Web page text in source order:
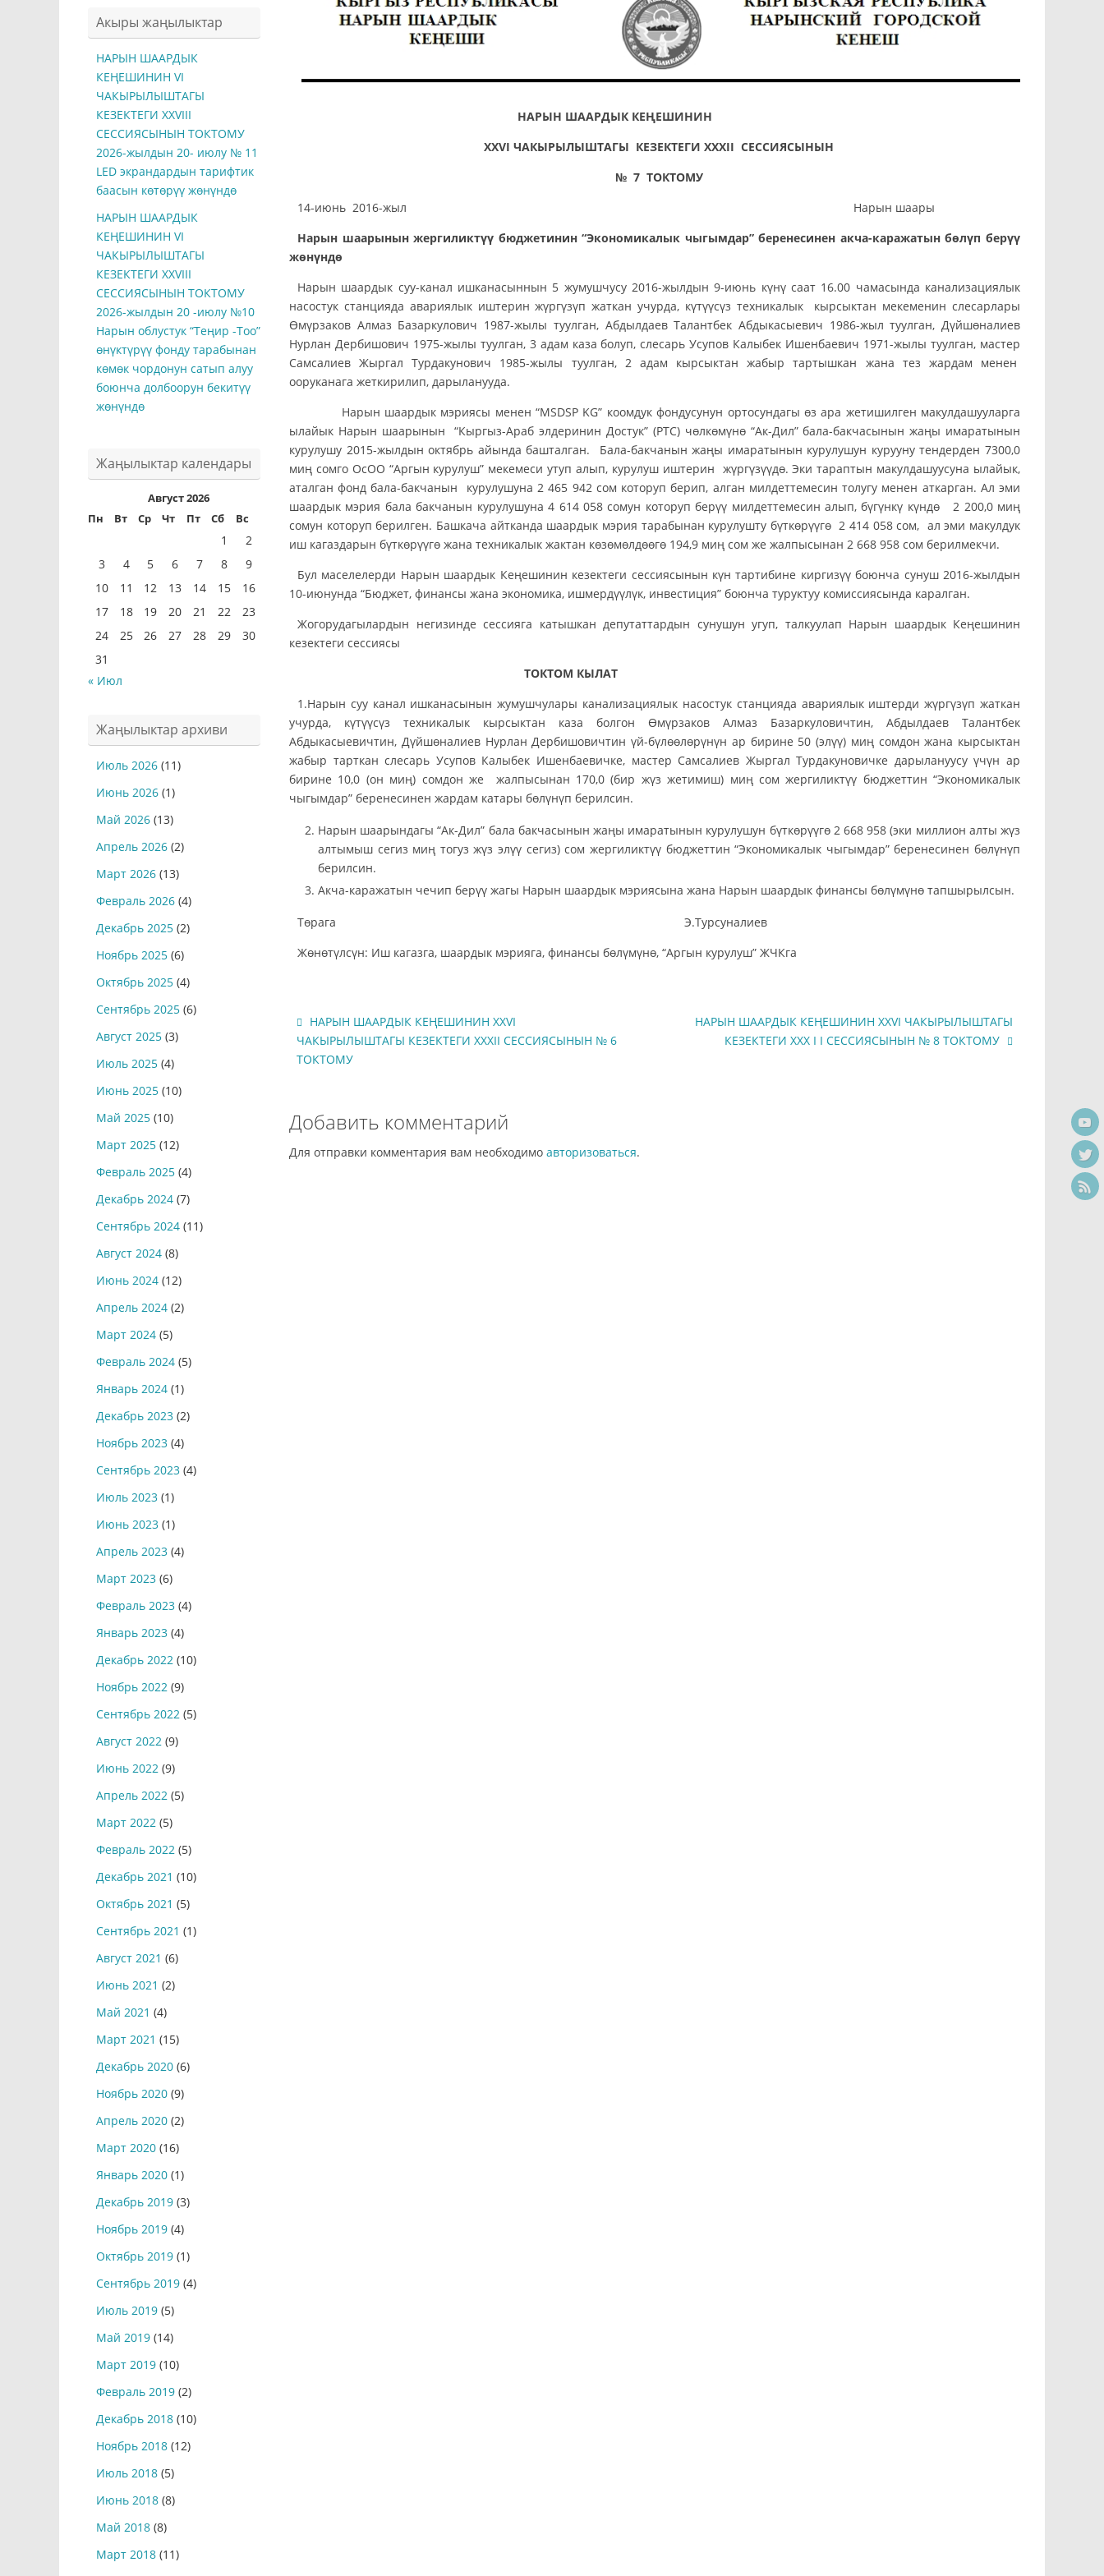
НАРЫН ШААРДЫК КЕҢЕШИНИН
XXVI ЧАКЫРЫЛЫШТАГЫ КЕЗЕКТЕГИ XXXII СЕССИЯСЫНЫН
№ 7 ТОКТОМУ
14-июнь 2016-жыл Нарын шаары
Нарын шаарынын жергиликтүү бюджетинин “Экономикалык чыгымдар” беренесинен акча-каражатын бөлүп берүү
жөнүндө
Нарын шаардык суу-канал ишканасыннын 5 жумушчусу 2016-жылдын 9-июнь күнү саат 16.00 чамасында канализациялык
насостук станцияда авариялык иштерин жүргүзүп жаткан учурда, күтүүсүз техникалык кырсыктан мекеменин слесарлары
Өмүрзаков Алмаз Базаркулович 1987-жылы туулган, Абдылдаев Талантбек Абдыкасыевич 1986-жыл туулган, Дүйшөналиев
Нурлан Дербишович 1975-жылы туулган, 3 адам каза болуп, слесарь Усупов Калыбек Ишенбаевич 1971-жылы туулган, мастер
Самсалиев Жыргал Турдакунович 1985-жылы туулган, 2 адам кырсыктан жабыр тартышкан жана тез жардам менен
ооруканага жеткирилип, дарыланууда.
Нарын шаардык мэриясы менен “MSDSP KG” коомдук фондусунун ортосундагы өз ара жетишилген макулдашууларга
ылайык Нарын шаарынын “Кыргыз-Араб элдеринин Достук” (РТС) чөлкөмүнө “Ак-Дил” бала-бакчасынын жаңы имаратынын
курулушу 2015-жылдын октябрь айында башталган. Бала-бакчанын жаңы имаратынын курулушун курууну тендерден 7300,0
миң сомго ОсОО “Аргын курулуш” мекемеси утуп алып, курулуш иштерин жүргүзүүдө. Эки тараптын макулдашуусуна ылайык,
аталган фонд бала-бакчанын курулушуна 2 465 942 сом которуп берип, алган милдеттемесин толугу менен аткарган. Ал эми
шаардык мэрия бала бакчанын курулушуна 4 614 058 сомун которуп берүү милдеттемесин алып, бүгүнкү күндө 2 200,0 миң
сомун которуп берилген. Башкача айтканда шаардык мэрия тарабынан курулушту бүткөрүүгө 2 414 058 сом, ал эми макулдук
иш кагаздарын бүткөрүүгө жана техникалык жактан көзөмөлдөөгө 194,9 миң сом же жалпысынан 2 668 958 сом берилмекчи.
Бул маселелерди Нарын шаардык Кеңешинин кезектеги сессиясынын күн тартибине киргизүү боюнча сунуш 2016-жылдын
10-июнунда “Бюджет, финансы жана экономика, ишмердүүлүк, инвестиция” боюнча туруктуу комиссиясында каралган.
Жогорудагылардын негизинде сессияга катышкан депутаттардын сунушун угуп, талкуулап Нарын шаардык Кеңешинин
кезектеги сессиясы
ТОКТОМ КЫЛАТ
1.Нарын суу канал ишканасынын жумушчулары канализациялык насостук станцияда авариялык иштерди жүргүзүп жаткан
учурда, күтүүсүз техникалык кырсыктан каза болгон Өмүрзаков Алмаз Базаркуловичтин, Абдылдаев Талантбек
Абдыкасыевичтин, Дүйшөналиев Нурлан Дербишовичтин үй-бүлөөлөрүнүн ар бирине 50 (элүү) миң сомдон жана кырсыктан
жабыр тарткан слесарь Усупов Калыбек Ишенбаевичке, мастер Самсалиев Жыргал Турдакуновичке дарылануусу үчүн ар
бирине 10,0 (он миң) сомдон же жалпысынан 170,0 (бир жүз жетимиш) миң сом жергиликтүү бюджеттин “Экономикалык
чыгымдар” беренесинен жардам катары бөлүнүп берилсин.
Нарын шаарындагы “Ак-Дил” бала бакчасынын жаңы имаратынын курулушун бүткөрүүгө 2 668 958 (эки миллион алты жүз
алтымыш сегиз миң тогуз жүз элүү сегиз) сом жергиликтүү бюджеттин “Экономикалык чыгымдар” беренесинен бөлүнүп
берилсин.
Акча-каражатын чечип берүү жагы Нарын шаардык мэриясына жана Нарын шаардык финансы бөлүмүнө тапшырылсын.
Төрага Э.Турсуналиев
Жөнөтүлсүн: Иш кагазга, шаардык мэрияга, финансы бөлүмүнө, “Аргын курулуш” ЖЧКга
НАРЫН ШААРДЫК КЕҢЕШИНИН XXVI
ЧАКЫРЫЛЫШТАГЫ КЕЗЕКТЕГИ XXXII СЕССИЯСЫНЫН № 6
ТОКТОМУ
НАРЫН ШААРДЫК КЕҢЕШИНИН XXVI ЧАКЫРЫЛЫШТАГЫ
КЕЗЕКТЕГИ XXX I I СЕССИЯСЫНЫН № 8 ТОКТОМУ
Добавить комментарий
Для отправки комментария вам необходимо авторизоваться.
Акыры жаңылыктар
НАРЫН ШААРДЫК
КЕҢЕШИНИН VI
ЧАКЫРЫЛЫШТАГЫ
КЕЗЕКТЕГИ ХXVIII
СЕССИЯСЫНЫН ТОКТОМУ
2026-жылдын 20- июлу № 11
LED экрандардын тарифтик
баасын көтөрүү жөнүндө
НАРЫН ШААРДЫК
КЕҢЕШИНИН VI
ЧАКЫРЫЛЫШТАГЫ
КЕЗЕКТЕГИ ХXVIII
СЕССИЯСЫНЫН ТОКТОМУ
2026-жылдын 20 -июлу №10
Нарын облустук “Теңир -Тоо”
өнүктүрүү фонду тарабынан
көмөк чордонун сатып алуу
боюнча долбоорун бекитүү
жөнүндө
Жаңылыктар календары
Август 2026
Пн
Вт Ср Чт Пт Сб Вс
1
2
3
4 5 6 7 8
9
10
11 12 13 14 15
16
17
18 19 20 21 22
23
24
25 26 27 28 29
30
31
« Июл
Жаңылыктар архиви
Июль 2026 (11)
Июнь 2026 (1)
Май 2026 (13)
Апрель 2026 (2)
Март 2026 (13)
Февраль 2026 (4)
Декабрь 2025 (2)
Ноябрь 2025 (6)
Октябрь 2025 (4)
Сентябрь 2025 (6)
Август 2025 (3)
Июль 2025 (4)
Июнь 2025 (10)
Май 2025 (10)
Март 2025 (12)
Февраль 2025 (4)
Декабрь 2024 (7)
Сентябрь 2024 (11)
Август 2024 (8)
Июнь 2024 (12)
Апрель 2024 (2)
Март 2024 (5)
Февраль 2024 (5)
Январь 2024 (1)
Декабрь 2023 (2)
Ноябрь 2023 (4)
Сентябрь 2023 (4)
Июль 2023 (1)
Июнь 2023 (1)
Апрель 2023 (4)
Март 2023 (6)
Февраль 2023 (4)
Январь 2023 (4)
Декабрь 2022 (10)
Ноябрь 2022 (9)
Сентябрь 2022 (5)
Август 2022 (9)
Июнь 2022 (9)
Апрель 2022 (5)
Март 2022 (5)
Февраль 2022 (5)
Декабрь 2021 (10)
Октябрь 2021 (5)
Сентябрь 2021 (1)
Август 2021 (6)
Июнь 2021 (2)
Май 2021 (4)
Март 2021 (15)
Декабрь 2020 (6)
Ноябрь 2020 (9)
Апрель 2020 (2)
Март 2020 (16)
Январь 2020 (1)
Декабрь 2019 (3)
Ноябрь 2019 (4)
Октябрь 2019 (1)
Сентябрь 2019 (4)
Июль 2019 (5)
Май 2019 (14)
Март 2019 (10)
Февраль 2019 (2)
Декабрь 2018 (10)
Ноябрь 2018 (12)
Июль 2018 (5)
Июнь 2018 (8)
Май 2018 (8)
Март 2018 (11)